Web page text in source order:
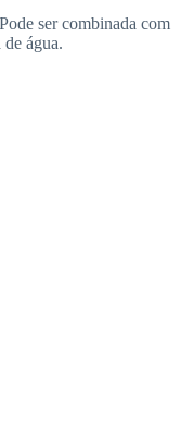
ser combinada com
água.